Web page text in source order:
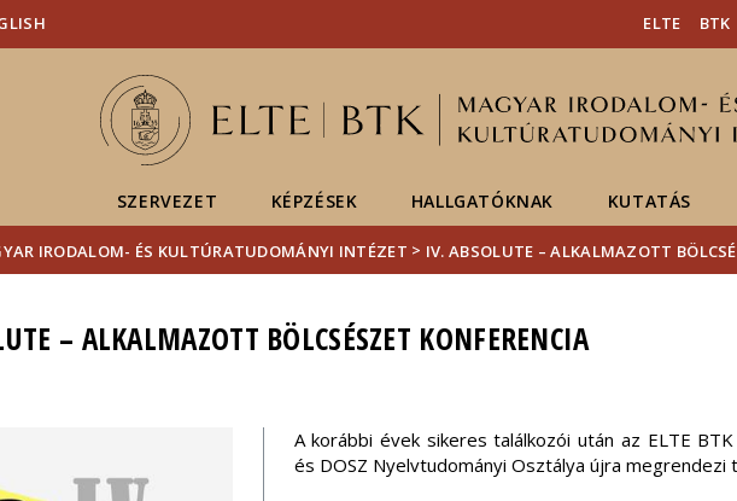
ELTE BTK
SZERVEZET KÉPZÉSEK HALLGATÓKNAK KUTATÁS
IRODALOM- ÉS KULTÚRATUDOMÁNYI INTÉZET > IV. ABSOLUTE – ALKALMAZOTT
– ALKALMAZOTT BÖLCSÉSZET KONFERENCIA
A korábbi évek sikeres találkozói után az ELTE
és DOSZ Nyelvtudományi Osztálya újra megrendezi